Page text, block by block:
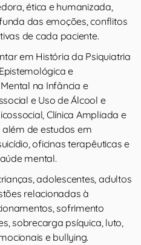
ética e humanizada,
das emoções, conflitos
de cada paciente.
em História da Psiquiatria
e
na Infância e
e Uso de Álcool e
Clínica Ampliada e
além de estudos em
oficinas terapêuticas e
mental.
adolescentes, adultos
relacionadas à
sofrimento
sobrecarga psíquica, luto,
e bullying.